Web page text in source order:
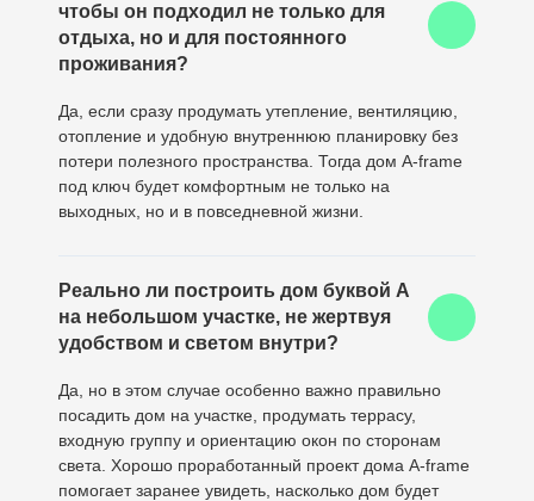
чтобы он подходил не только для
отдыха, но и для постоянного
проживания?
Да, если сразу продумать утепление, вентиляцию,
отопление и удобную внутреннюю планировку без
потери полезного пространства. Тогда дом A-frame
под ключ будет комфортным не только на
выходных, но и в повседневной жизни.
Реально ли построить дом буквой А
на небольшом участке, не жертвуя
удобством и светом внутри?
Да, но в этом случае особенно важно правильно
посадить дом на участке, продумать террасу,
входную группу и ориентацию окон по сторонам
света. Хорошо проработанный проект дома A-frame
помогает заранее увидеть, насколько дом будет